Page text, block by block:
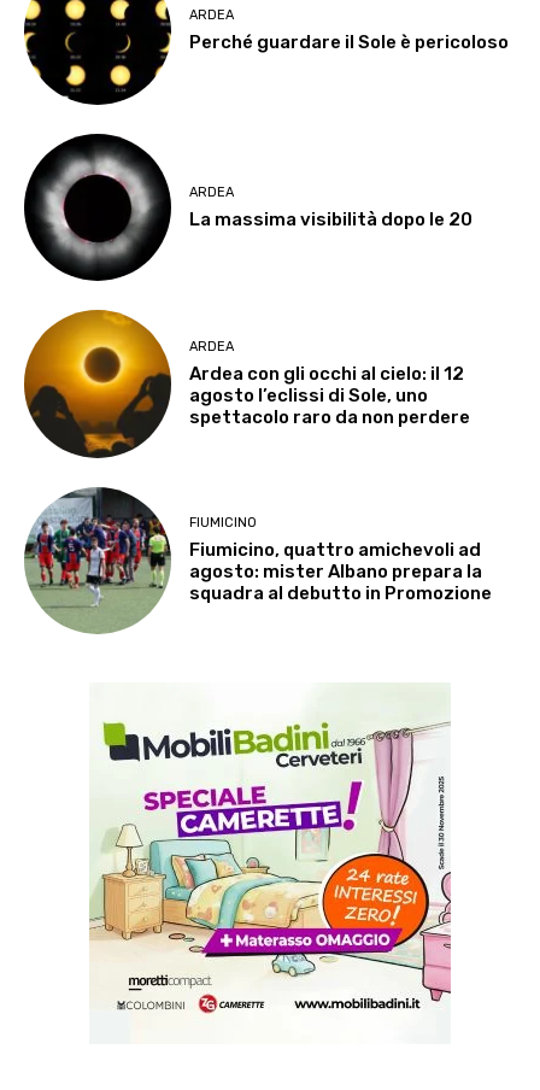
ARDEA
Perché guardare il Sole è pericoloso
ARDEA
La massima visibilità dopo le 20
ARDEA
Ardea con gli occhi al cielo: il 12
agosto l’eclissi di Sole, uno
spettacolo raro da non perdere
FIUMICINO
Fiumicino, quattro amichevoli ad
agosto: mister Albano prepara la
squadra al debutto in Promozione